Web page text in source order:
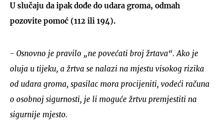
U slučaju da ipak dođe do udara groma, odmah
pozovite pomoć (112 ili 194).
- Osnovno je pravilo „ne povećati broj žrtava“. Ako je
oluja u tijeku, a žrtva se nalazi na mjestu visokog rizika
od udara groma, spasilac mora procijeniti, vodeći računa
o osobnoj sigurnosti, je li moguće žrtvu premjestiti na
sigurnije mjesto.